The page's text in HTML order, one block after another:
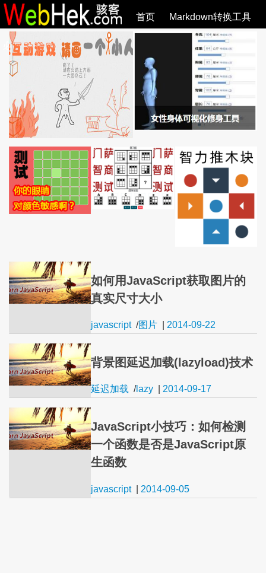
首页 Markdown转换工具
必观作品 SVG教程 SVG手册 全部文章
如何用JavaScript获取图片的
真实尺寸大小
javascript /图片 2014-09-22
背景图延迟加载(lazyload)技术
延迟加载 /lazy 2014-09-17
JavaScript小技巧：如何检测
一个函数是否是JavaScript原
生函数
javascript 2014-09-05